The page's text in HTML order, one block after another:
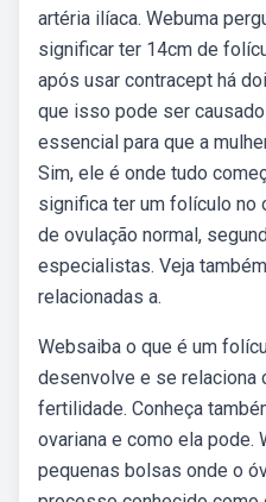
artéria ilíaca. Webuma
significar ter 14cm de
após usar contracept há
que isso pode ser
essencial para que a
Sim, ele é onde tudo
significa ter um folículo no
de ovulação normal,
especialistas. Veja
relacionadas a.
Websaiba o que é um
desenvolve e se relaciona
fertilidade. Conheça
ovariana e como ela
pequenas bolsas onde o